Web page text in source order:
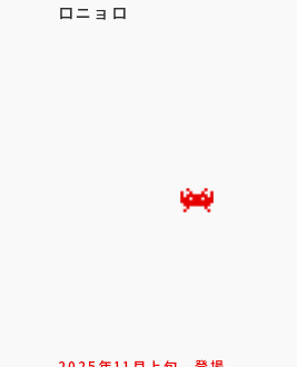
ロニョロ